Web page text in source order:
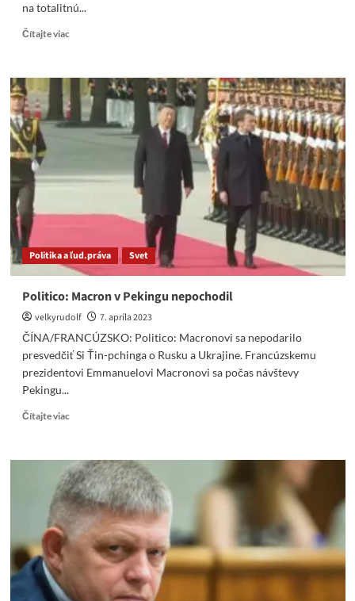
na totalitnú...
Čítajte viacRead
Dr.
Bukovský:
Slovensko
sa
meniť
totalitnú
a
tak
(VIDEO
SK,
29
min)
Politika a ľud.práva Svet
Politico: Macron v Pekingu nepochodil
velkyrudolf
7. apríla 2023
ČÍNA/FRANCÚZSKO: Politico: Macronovi sa nepodarilo
presvedčiť Si Ťin-pchinga o Rusku a Ukrajine. Francúzskemu
prezidentovi Emmanuelovi Macronovi sa počas návštevy
Pekingu...
Čítajte viacRead
Politico:
Macron
v
Pekingu
nepochodil